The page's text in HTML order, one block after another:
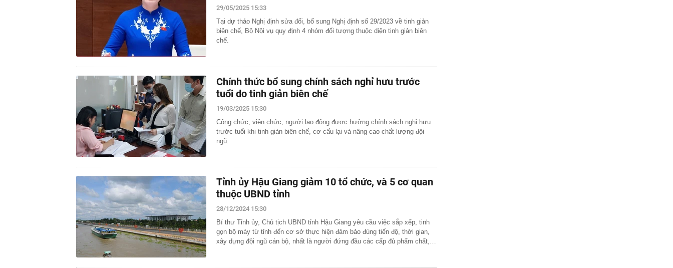
29/05/2025 15:33
Tại dự thảo Nghị định sửa đổi, bổ sung Nghị định số 29/2023 về tinh giản
biên chế, Bộ Nội vụ quy định 4 nhóm đối tượng thuộc diện tinh giản biên
chế.
Chính thức bổ sung chính sách nghỉ hưu trước
tuổi do tinh giản biên chế
19/03/2025 15:30
Công chức, viên chức, người lao động được hưởng chính sách nghỉ hưu
trước tuổi khi tinh giản biên chế, cơ cấu lại và nâng cao chất lượng đội
ngũ.
Tỉnh ủy Hậu Giang giảm 10 tổ chức, và 5 cơ quan
thuộc UBND tỉnh
28/12/2024 15:30
Bí thư Tỉnh ủy, Chủ tịch UBND tỉnh Hậu Giang yêu cầu việc sắp xếp, tinh
gọn bộ máy từ tỉnh đến cơ sở thực hiện đảm bảo đúng tiến độ, thời gian,
xây dựng đội ngũ cán bộ, nhất là người đứng đầu các cấp đủ phẩm chất,…